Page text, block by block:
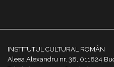
INSTITUTUL CULTURAL ROMÂN
Aleea Alexandru nr. 38, 011824